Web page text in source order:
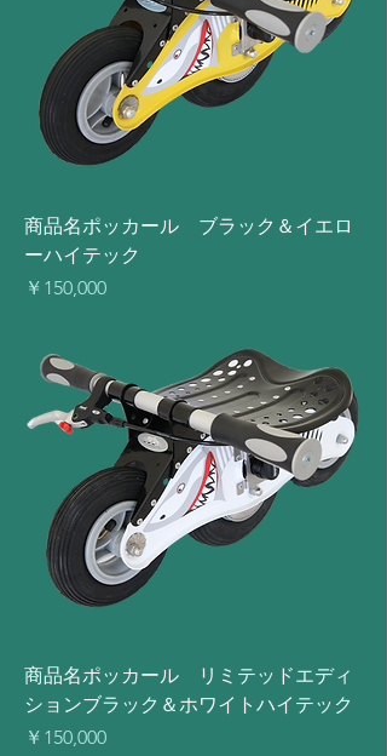
商品名ポッカール ブラック＆イエロ
ーハイテック
価格
￥150,000
商品名ポッカール リミテッドエディ
ションブラック＆ホワイトハイテック
価格
￥150,000